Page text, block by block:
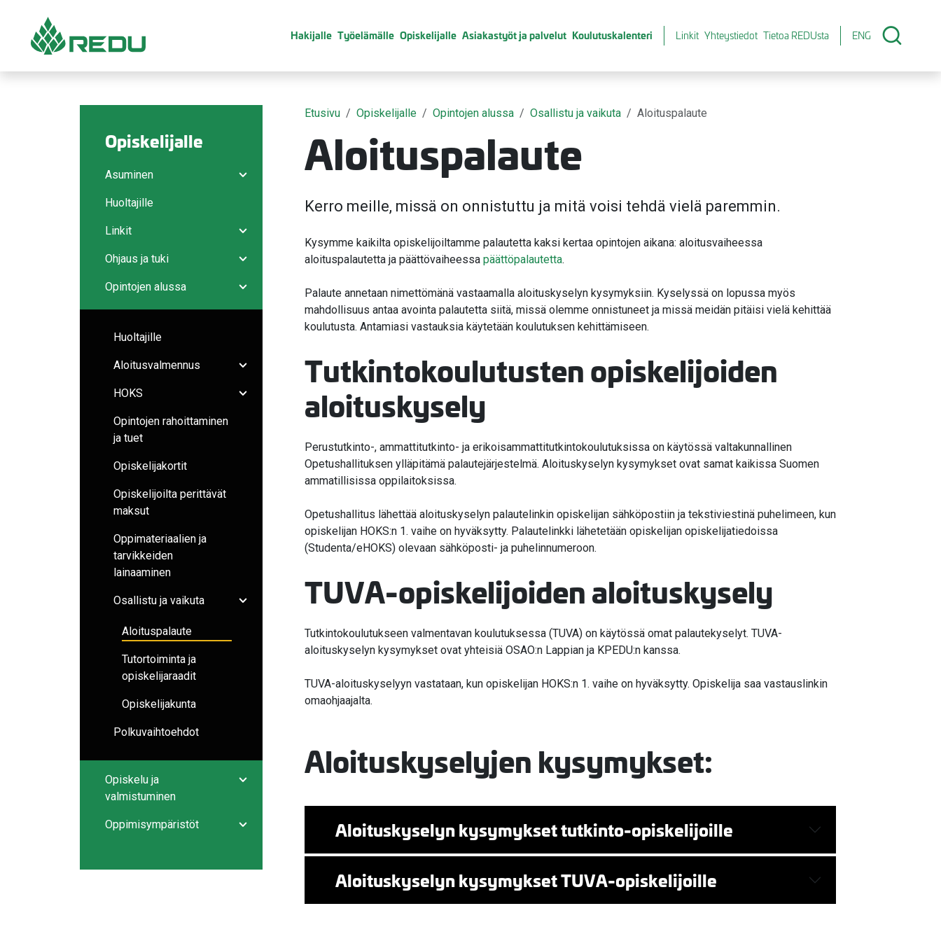
Hakijalle Työelämälle Opiskelijalle Asiakastyöt ja palvelut Koulutuskalenteri Linkit Yhteystiedot Tietoa REDUsta ENG
Opiskelijalle
Asuminen
Huoltajille
Avaa/sulje alavalikko
Linkit
Avaa/sulje alavalikko
Ohjaus ja tuki
Avaa/sulje alavalikko
Opintojen alussa
Huoltajille
Avaa/sulje alavalikko
Aloitusvalmennus
Avaa/sulje alavalikko
HOKS
Opintojen rahoittaminen
ja tuet
Opiskelijakortit
Opiskelijoilta perittävät
maksut
Oppimateriaalien ja
tarvikkeiden
lainaaminen
Osallistu ja vaikuta
Aloituspalaute
Tutortoiminta ja
opiskelijaraadit
Opiskelijakunta
Polkuvaihtoehdot
Opiskelu ja
valmistuminen
Avaa/sulje alavalikko
Oppimisympäristöt
Etusivu Opiskelijalle Opintojen alussa Osallistu ja vaikuta Aloituspalaute
Aloituspalaute
Kerro meille, missä on onnistuttu ja mitä voisi tehdä vielä paremmin.
Kysymme kaikilta opiskelijoiltamme palautetta kaksi kertaa opintojen aikana: aloitusvaiheessa
aloituspalautetta ja päättövaiheessa päättöpalautetta.
Palaute annetaan nimettömänä vastaamalla aloituskyselyn kysymyksiin. Kyselyssä on lopussa myös
mahdollisuus antaa avointa palautetta siitä, missä olemme onnistuneet ja missä meidän pitäisi vielä kehittää
koulutusta. Antamiasi vastauksia käytetään koulutuksen kehittämiseen.
Tutkintokoulutusten opiskelijoiden
aloituskysely
Perustutkinto-, ammattitutkinto- ja erikoisammattitutkintokoulutuksissa on käytössä valtakunnallinen
Opetushallituksen ylläpitämä palautejärjestelmä. Aloituskyselyn kysymykset ovat samat kaikissa Suomen
ammatillisissa oppilaitoksissa.
Opetushallitus lähettää aloituskyselyn palautelinkin opiskelijan sähköpostiin ja tekstiviestinä puhelimeen, kun
opiskelijan HOKS:n 1. vaihe on hyväksytty. Palautelinkki lähetetään opiskelijan opiskelijatiedoissa
(Studenta/eHOKS) olevaan sähköposti- ja puhelinnumeroon.
TUVA-opiskelijoiden aloituskysely
Tutkintokoulutukseen valmentavan koulutuksessa (TUVA) on käytössä omat palautekyselyt. TUVA-
aloituskyselyn kysymykset ovat yhteisiä OSAO:n Lappian ja KPEDU:n kanssa.
TUVA-aloituskyselyyn vastataan, kun opiskelijan HOKS:n 1. vaihe on hyväksytty. Opiskelija saa vastauslinkin
omaohjaajalta.
Aloituskyselyjen kysymykset:
Aloituskyselyn kysymykset tutkinto-opiskelijoille
Aloituskyselyn kysymykset TUVA-opiskelijoille